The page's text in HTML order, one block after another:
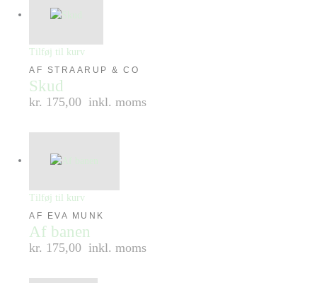
Tilføj til kurv
AF STRAARUP & CO
Skud
kr. 175,00 inkl. moms
Tilføj til kurv
AF EVA MUNK
Af banen
kr. 175,00 inkl. moms